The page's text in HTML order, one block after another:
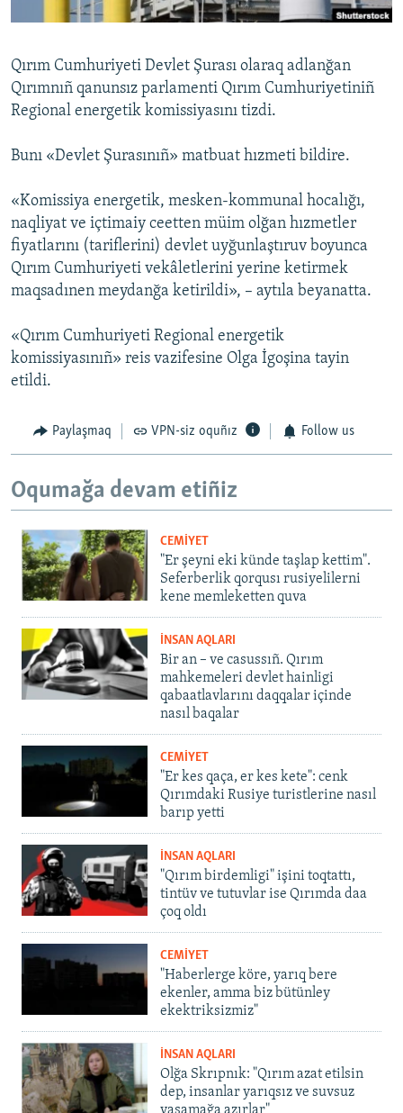
QOŞULIÑIZ!
RFE/RS bütün saytları
Qırım Cumhuriyeti Devlet Şurası olaraq adlanğan
Qırımnıñ qanunsız parlamenti Qırım Cumhuriyetiniñ
Regional energetik komissiyasını tizdi.
Bunı «Devlet Şurasınıñ» matbuat hızmeti bildire.
«Komissiya energetik, mesken-kommunal hocalığı,
naqliyat ve içtimaiy ceetten müim olğan hızmetler
fiyatlarını (tariflerini) devlet uyğunlaştıruv boyunca
Qırım Cumhuriyeti vekâletlerini yerine ketirmek
maqsadınen meydanğa ketirildi», – aytıla beyanatta.
«Qırım Cumhuriyeti Regional energetik
komissiyasınıñ» reis vazifesine Olga İgoşina tayin
etildi.
Paylaşmaq VPN-siz oquñız Follow us
Oqumağa devam etiñiz
CEMİYET
"Er şeyni eki künde taşlap kettim".
Seferberlik qorqusı rusiyelilerni
kene memleketten quva
İNSAN AQLARI
Bir an – ve casussıñ. Qırım
mahkemeleri devlet hainligi
qabaatlavlarını daqqalar içinde
nasıl baqalar
CEMİYET
"Er kes qaça, er kes kete": cenk
Qırımdaki Rusiye turistlerine nasıl
barıp yetti
İNSAN AQLARI
"Qırım birdemligi" işini toqtattı,
tintüv ve tutuvlar ise Qırımda daa
çoq oldı
CEMİYET
"Haberlerge köre, yarıq bere
ekenler, amma biz bütünley
ekektriksizmiz"
İNSAN AQLARI
Olğa Skrıpnık: "Qırım azat etilsin
dep, insanlar yarıqsız ve suvsuz